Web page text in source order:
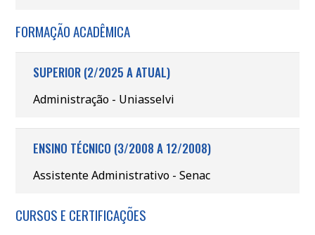
FORMAÇÃO ACADÊMICA
SUPERIOR (2/2025 A ATUAL)
Administração - Uniasselvi
ENSINO TÉCNICO (3/2008 A 12/2008)
Assistente Administrativo - Senac
CURSOS E CERTIFICAÇÕES